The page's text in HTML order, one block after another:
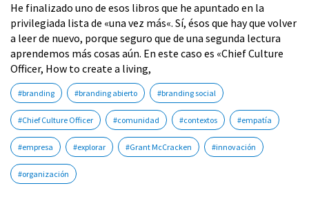
He finalizado uno de esos libros que he apuntado en la
privilegiada lista de «una vez más«. Sí, ésos que hay que volver
a leer de nuevo, porque seguro que de una segunda lectura
aprendemos más cosas aún. En este caso es «Chief Culture
Officer, How to create a living,
#branding #branding abierto #branding social
#Chief Culture Officer #comunidad #contextos #empatía
#empresa #explorar #Grant McCracken #innovación
#organización